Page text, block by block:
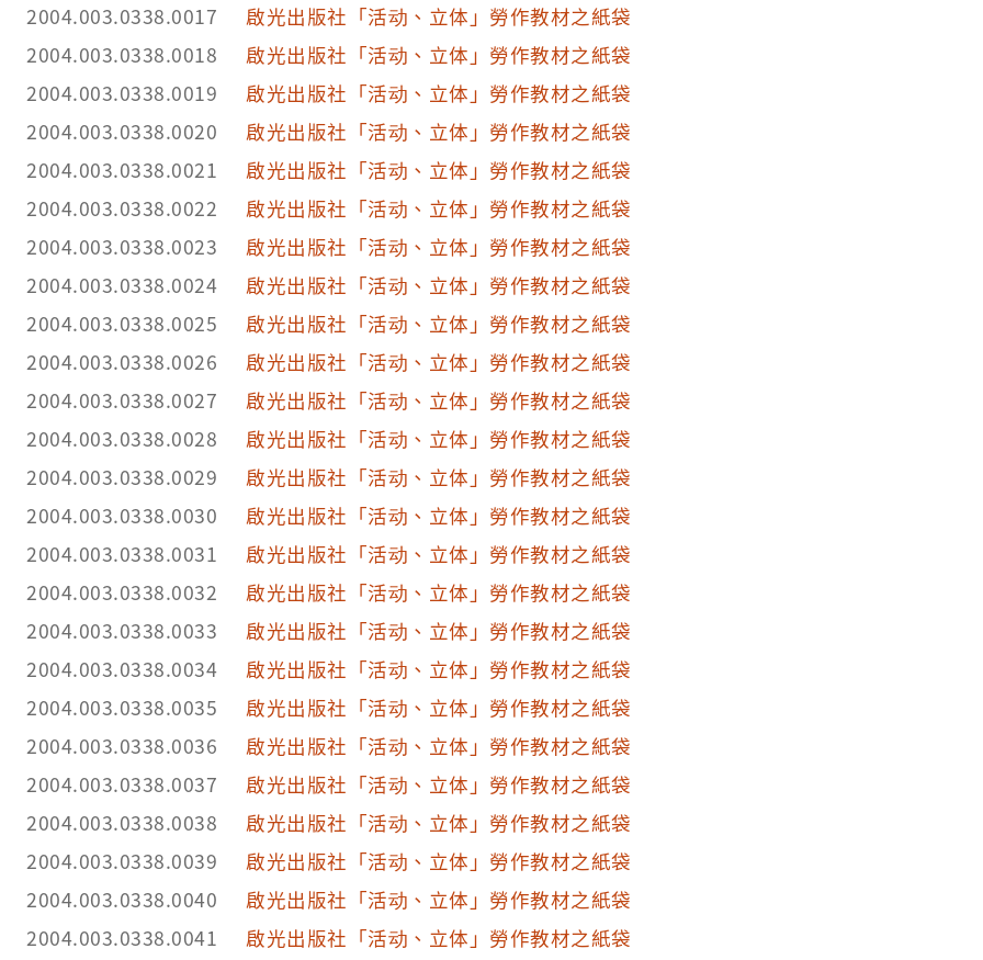
2004.003.0338.0017
啟光出版社「活动、立体」勞作教材之紙袋
2004.003.0338.0018
啟光出版社「活动、立体」勞作教材之紙袋
2004.003.0338.0019
啟光出版社「活动、立体」勞作教材之紙袋
2004.003.0338.0020
啟光出版社「活动、立体」勞作教材之紙袋
2004.003.0338.0021
啟光出版社「活动、立体」勞作教材之紙袋
2004.003.0338.0022
啟光出版社「活动、立体」勞作教材之紙袋
2004.003.0338.0023
啟光出版社「活动、立体」勞作教材之紙袋
2004.003.0338.0024
啟光出版社「活动、立体」勞作教材之紙袋
2004.003.0338.0025
啟光出版社「活动、立体」勞作教材之紙袋
2004.003.0338.0026
啟光出版社「活动、立体」勞作教材之紙袋
2004.003.0338.0027
啟光出版社「活动、立体」勞作教材之紙袋
2004.003.0338.0028
啟光出版社「活动、立体」勞作教材之紙袋
2004.003.0338.0029
啟光出版社「活动、立体」勞作教材之紙袋
2004.003.0338.0030
啟光出版社「活动、立体」勞作教材之紙袋
2004.003.0338.0031
啟光出版社「活动、立体」勞作教材之紙袋
2004.003.0338.0032
啟光出版社「活动、立体」勞作教材之紙袋
2004.003.0338.0033
啟光出版社「活动、立体」勞作教材之紙袋
2004.003.0338.0034
啟光出版社「活动、立体」勞作教材之紙袋
2004.003.0338.0035
啟光出版社「活动、立体」勞作教材之紙袋
2004.003.0338.0036
啟光出版社「活动、立体」勞作教材之紙袋
2004.003.0338.0037
啟光出版社「活动、立体」勞作教材之紙袋
2004.003.0338.0038
啟光出版社「活动、立体」勞作教材之紙袋
2004.003.0338.0039
啟光出版社「活动、立体」勞作教材之紙袋
2004.003.0338.0040
啟光出版社「活动、立体」勞作教材之紙袋
2004.003.0338.0041
啟光出版社「活动、立体」勞作教材之紙袋